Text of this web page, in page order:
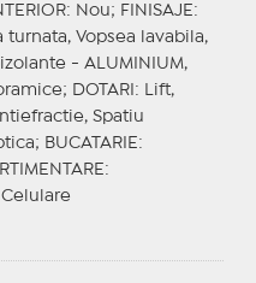
: Nou; FINISAJE :
turnata, Vopsea lavabila,
- ALUMINIUM,
DOTARI : Lift,
Spatiu
BUCATARIE :
: